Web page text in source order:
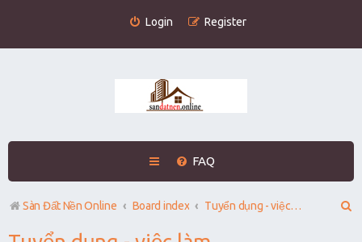
Login Register
FAQ
Sàn Đất Nền Online Board index Tuyển dụng - việc làm